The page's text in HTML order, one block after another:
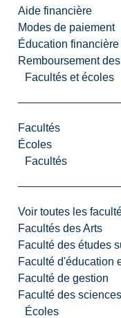
Aide financière
Modes de paiement
Éducation financière
Remboursement
Facultés et écoles
Facultés
Écoles
Facultés
Voir toutes les
Facultés des Arts
Faculté des études
Faculté d'éducation
Faculté de gestion
Faculté des
Écoles